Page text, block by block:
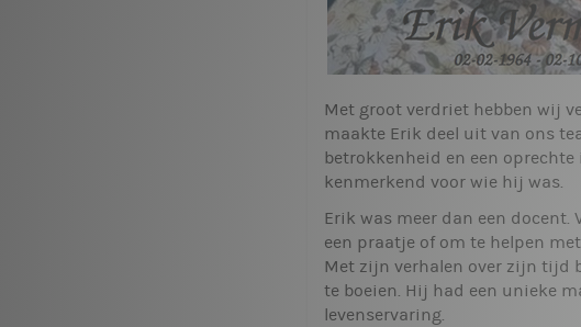
Met groot verdriet hebben wij
maakte Erik deel uit van ons
betrokkenheid en een
kenmerkend voor wie hij was.
Erik was meer dan een
een praatje of om te helpen
Met zijn verhalen over zijn tijd
te boeien. Hij had een unieke
levenservaring.